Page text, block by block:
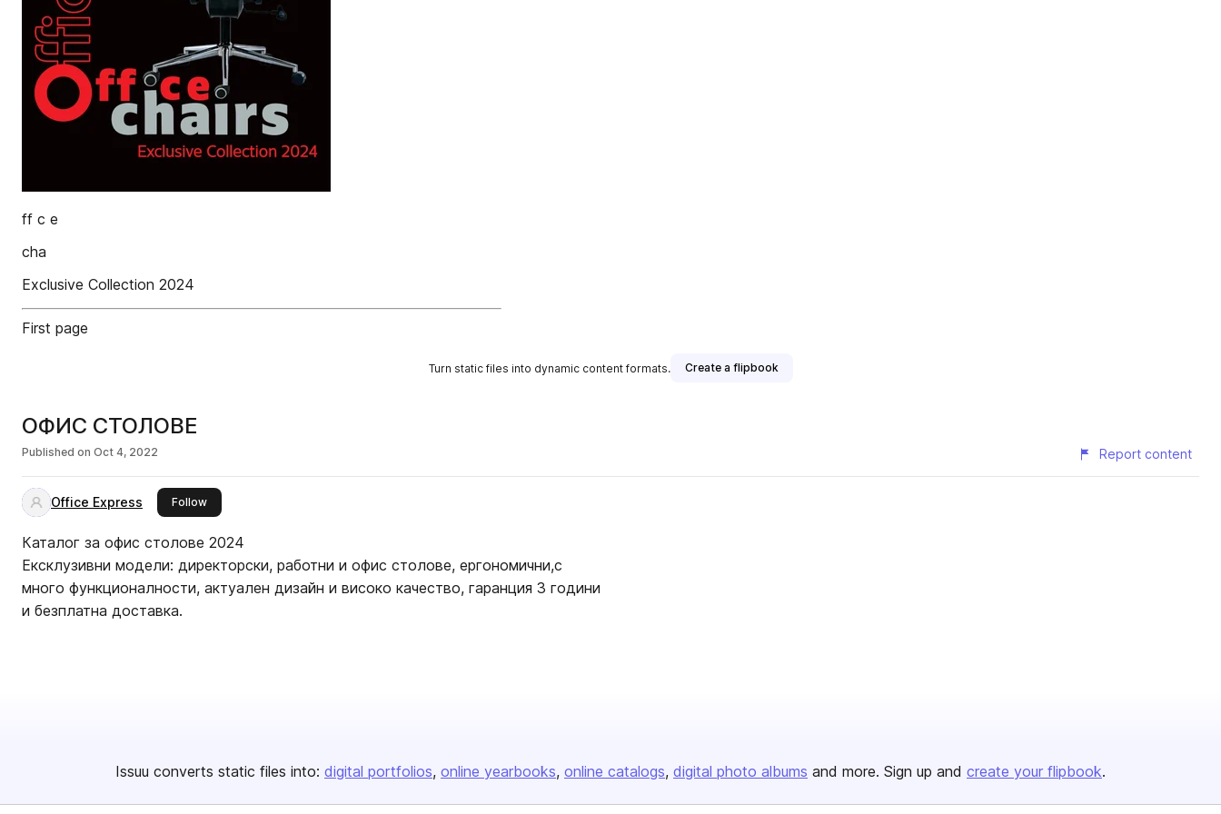
ff c e
cha
Exclusive Collection 2024
First page
Turn static files into dynamic content formats. Create a flipbook
ОФИС СТОЛОВЕ
Published on Oct 4, 2022 Report content
Office Express Followthis publisher
Каталог за офис столове 2024
Ексклузивни модели: директорски, работни и офис столове, ергономични,с
много функционалности, актуален дизайн и високо качество, гаранция 3 години
и безплатна доставка.
Issuu converts static files into: digital portfolios online yearbooks online catalogs digital photo albums and more. Sign up and create your flipbook.